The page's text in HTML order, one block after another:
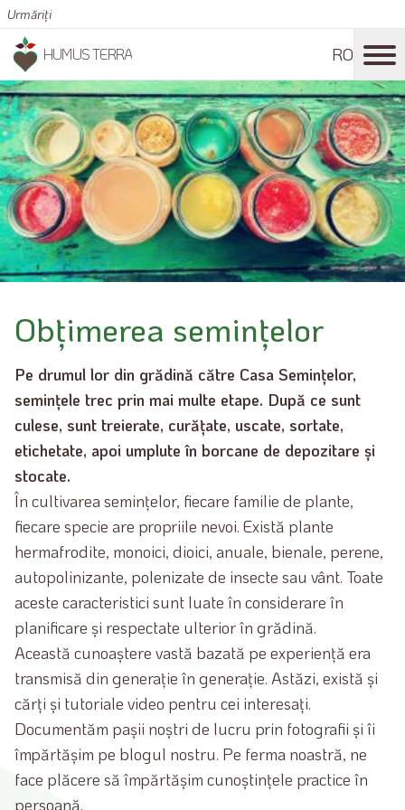
Urmăriți
HUMUS TERRA RO
Obțimerea semințelor
Pe drumul lor din grădină către Casa Semințelor,
semințele trec prin mai multe etape. După ce sunt
culese, sunt treierate, curățate, uscate, sortate,
etichetate, apoi umplute în borcane de depozitare și
stocate.
În cultivarea semințelor, fiecare familie de plante,
fiecare specie are propriile nevoi. Există plante
hermafrodite, monoici, dioici, anuale, bienale, perene,
autopolinizante, polenizate de insecte sau vânt. Toate
aceste caracteristici sunt luate în considerare în
planificare și respectate ulterior în grădină.
Această cunoaștere vastă bazată pe experiență era
transmisă din generație în generație. Astăzi, există și
cărți și tutoriale video pentru cei interesați.
Documentăm pașii noștri de lucru prin fotografii și îi
împărtășim pe blogul nostru. Pe ferma noastră, ne
face plăcere să împărtășim cunoștințele practice în
persoană.